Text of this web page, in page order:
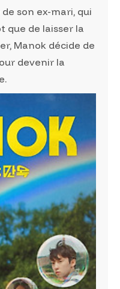
son ex-mari, qui
que de laisser la
Manok décide de
devenir la